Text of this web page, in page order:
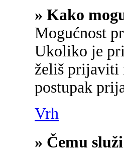
» Kako
Mogućnost
Ukoliko je
želiš prijaviti
postupak
Vrh
» Čemu